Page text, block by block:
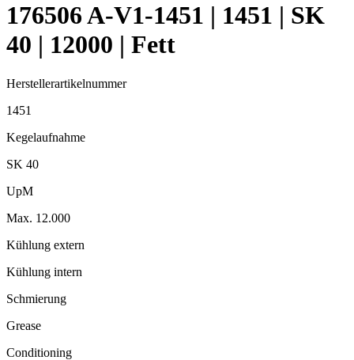
176506 A-V1-1451 | 1451 | SK
40 | 12000 | Fett
Herstellerartikelnummer
1451
Kegelaufnahme
SK 40
UpM
Max. 12.000
Kühlung extern
Kühlung intern
Schmierung
Grease
Conditioning